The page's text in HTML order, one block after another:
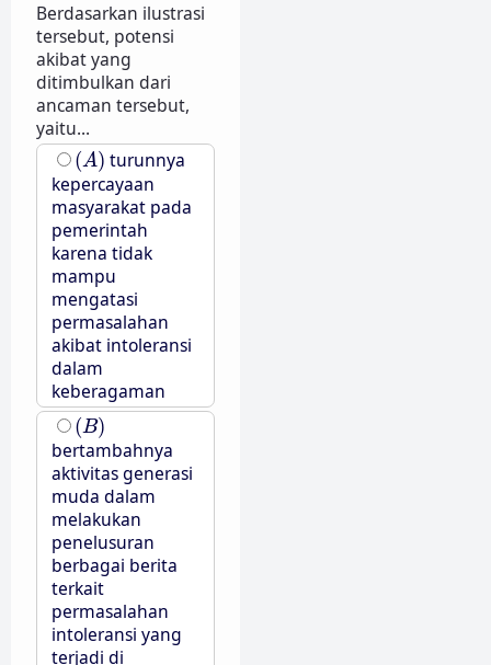
Berdasarkan ilustrasi
tersebut, potensi
akibat yang
ditimbulkan dari
ancaman tersebut,
yaitu...
(A)
(A) turunnya
kepercayaan
masyarakat pada
pemerintah
karena tidak
mampu
mengatasi
permasalahan
akibat intoleransi
dalam
keberagaman
(B)
(B)
bertambahnya
aktivitas generasi
muda dalam
melakukan
penelusuran
berbagai berita
terkait
permasalahan
intoleransi yang
terjadi di